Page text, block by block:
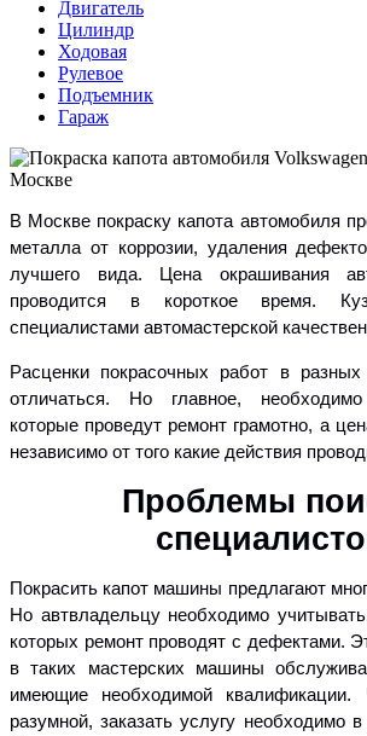
Двигатель
Цилиндр
Ходовая
Рулевое
Подъемник
Гараж
В Москве покраску капота автомобиля
металла от коррозии, удаления
лучшего вида. Цена окрашивания
проводится в короткое время.
специалистами автомастерской
Расценки покрасочных работ в
отличаться. Но главное,
которые проведут ремонт грамотно, а
независимо от того какие действия
Проблемы
Покрасить капот машины предлагают
Но автвладельцу необходимо
которых ремонт проводят с дефектами.
в таких мастерских машины
имеющие необходимой
разумной, заказать услугу необходимо